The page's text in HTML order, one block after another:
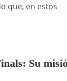
que, en estos
Su